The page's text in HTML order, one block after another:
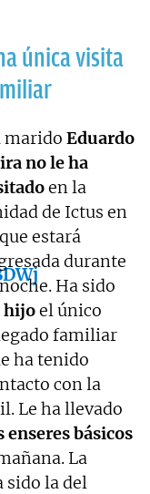
única visita
maridoEduardo
no le ha
en la
de Ictus en
estará
durante
Ha sido
hijoel único
familiar
ha tenido
con la
Le ha llevado
enseres básicos
La
sido la del